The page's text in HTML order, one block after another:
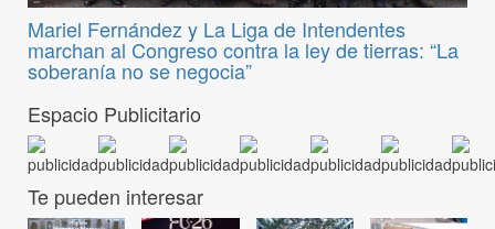
Mariel Fernández y La Liga de Intendentes
marchan al Congreso contra la ley de tierras: “La
soberanía no se negocia”
Espacio Publicitario
Te pueden interesar